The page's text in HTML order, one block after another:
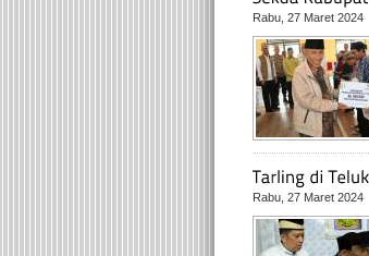
Rabu, 27 Maret 2024
Rabu, 27 Maret 2024